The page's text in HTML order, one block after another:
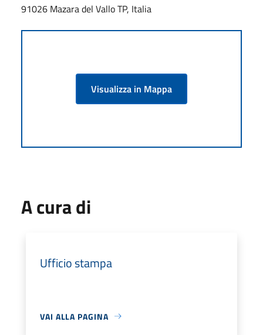
91026 Mazara del Vallo TP, Italia
Visualizza in Mappa
A cura di
Ufficio stampa
VAI ALLA PAGINA